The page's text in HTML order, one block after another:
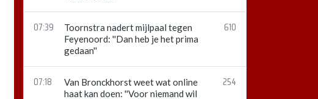
07:39
Toornstra nadert mijlpaal tegen
Feyenoord: ''Dan heb je het prima
gedaan''
610
07:18
Van Bronckhorst weet wat online
haat kan doen: ''Voor niemand wil
254